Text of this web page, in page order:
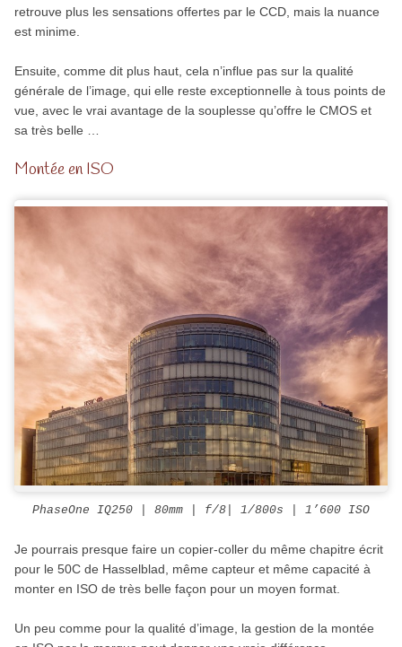
retrouve plus les sensations offertes par le CCD, mais la nuance
est minime.
Ensuite, comme dit plus haut, cela n’influe pas sur la qualité
générale de l’image, qui elle reste exceptionnelle à tous points de
vue, avec le vrai avantage de la souplesse qu’offre le CMOS et
sa très belle …
Montée en ISO
PhaseOne IQ250 | 80mm | f/8| 1/800s | 1’600 ISO
Je pourrais presque faire un copier-coller du même chapitre écrit
pour le 50C de Hasselblad, même capteur et même capacité à
monter en ISO de très belle façon pour un moyen format.
Un peu comme pour la qualité d’image, la gestion de la montée